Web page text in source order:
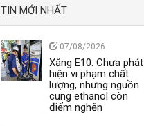
TIN MỚI NHẤT
07/08/2026
Xăng E10: Chưa phát
hiện vi phạm chất
lượng, nhưng nguồn
cung ethanol còn
điểm nghẽn